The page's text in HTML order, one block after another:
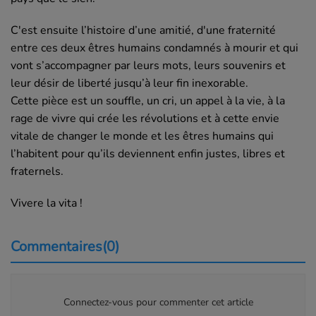
C'est ensuite l’histoire d’une amitié, d'une fraternité
entre ces deux êtres humains condamnés à mourir et qui
vont s’accompagner par leurs mots, leurs souvenirs et
leur désir de liberté jusqu’à leur fin inexorable.
Cette pièce est un souffle, un cri, un appel à la vie, à la
rage de vivre qui crée les révolutions et à cette envie
vitale de changer le monde et les êtres humains qui
l’habitent pour qu’ils deviennent enfin justes, libres et
fraternels.
Vivere la vita !
Commentaires(0)
Connectez-vous pour commenter cet article